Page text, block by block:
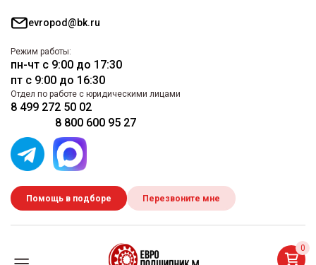
evropod@bk.ru
Режим работы:
пн-чт с 9:00 до 17:30
пт с 9:00 до 16:30
Отдел по работе с юридическими лицами
8 499 272 50 02
8 800 600 95 27
Помощь в подборе Перезвоните мне
0